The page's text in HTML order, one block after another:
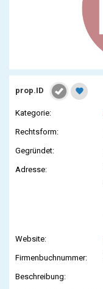
prop.ID favorite
Kategorie:
Rechtsform:
Gegründet:
Adresse:
Website:
Firmenbuchnummer:
Beschreibung: